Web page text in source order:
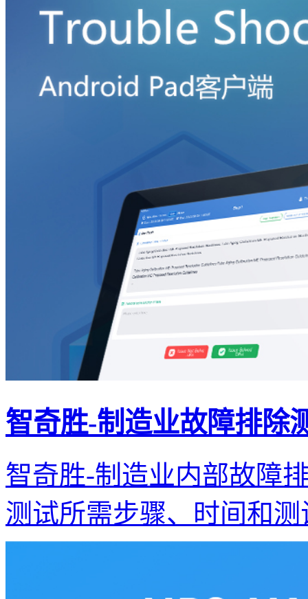
智奇胜-制造业故障排除
智奇胜-制造业内部故障
测试所需步骤、时间和测